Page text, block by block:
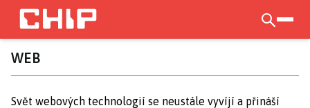
Přejít
hlavnímu
obsahu
WEB
Svět webových technologií se neustále vyvíjí a přináší